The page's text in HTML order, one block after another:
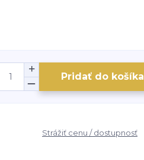
Pridať do košíka
Strážiť cenu / dostupnosť